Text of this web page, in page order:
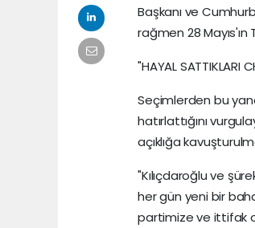
Başkanı ve
rağmen 28
"HAYAL SATTIKLARI
Seçimlerden bu
hatırlattığını
açıklığa
"Kılıçdaroğlu ve
her gün yeni bir
partimize ve ittifak